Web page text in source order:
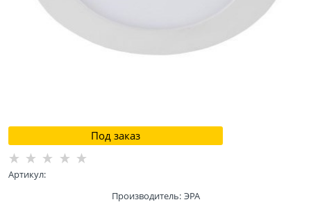
Под заказ
Артикул:
Производитель: ЭРА